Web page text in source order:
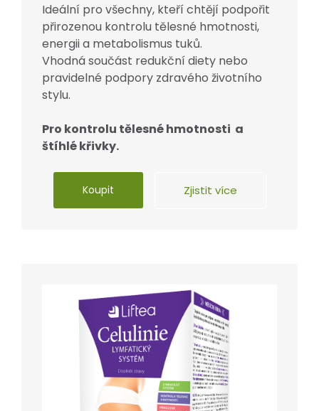
Ideální pro všechny, kteří chtějí podpořit
přirozenou kontrolu tělesné hmotnosti,
energii a metabolismus tuků.
Vhodná součást redukční diety nebo
pravidelné podpory zdravého životního
stylu.
Pro kontrolu tělesné hmotnosti a
štíhlé křivky.
Koupit Zjistit více